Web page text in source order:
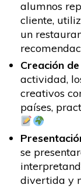
alumnos
cliente,
un
Creación
actividad,
creativos
países,
se
divertida y